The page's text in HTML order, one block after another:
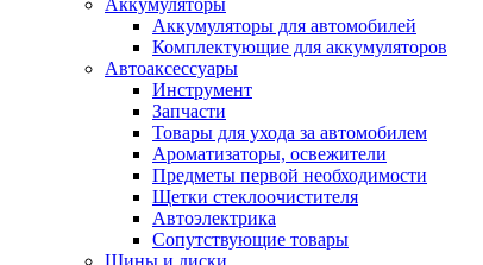
Аккумуляторы
Аккумуляторы для автомобилей
Комплектующие для аккумуляторов
Автоаксессуары
Инструмент
Запчасти
Товары для ухода за автомобилем
Ароматизаторы, освежители
Предметы первой необходимости
Щетки стеклоочистителя
Автоэлектрика
Сопутствующие товары
Шины и диски